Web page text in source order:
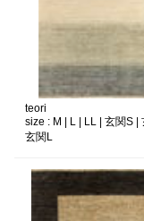
teori
size : M | L | LL | 玄関S |
玄関L